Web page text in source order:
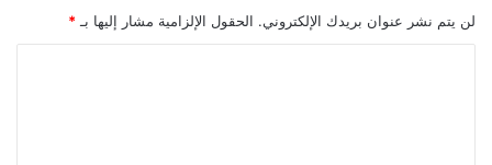
لن يتم نشر عنوان بريدك الإلكتروني. الحقول الإلزامية مشار إليها بـ *